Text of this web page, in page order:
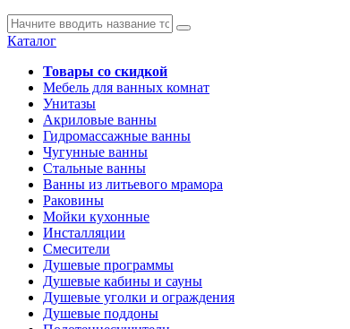
Каталог
Товары со скидкой
Мебель для ванных комнат
Унитазы
Акриловые ванны
Гидромассажные ванны
Чугунные ванны
Стальные ванны
Ванны из литьевого мрамора
Раковины
Мойки кухонные
Инсталляции
Смесители
Душевые программы
Душевые кабины и сауны
Душевые уголки и ограждения
Душевые поддоны